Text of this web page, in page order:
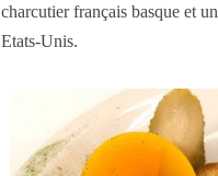
charcutier français basque et un
Etats-Unis.